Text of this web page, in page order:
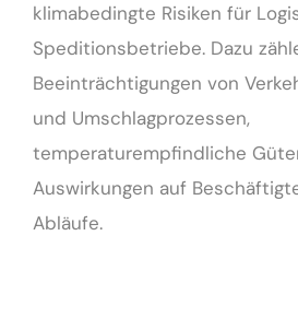
klimabedingte Risiken für
Speditionsbetriebe. Dazu
Beeinträchtigungen von
und Umschlagprozessen,
temperaturempfindliche
Auswirkungen auf
Abläufe.